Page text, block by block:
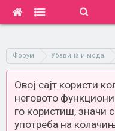
Форум Убавина и мода
Овој сајт користи
неговото
го користиш, значи
употреба на